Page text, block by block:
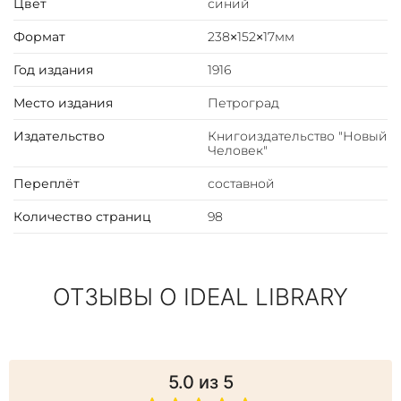
Цвет синий
Формат 238×152×17мм
Год издания 1916
Место издания Петроград
Издательство
Книгоиздательство "Новый
Человек"
Переплёт составной
Количество страниц 98
ОТЗЫВЫ О IDEAL LIBRARY
5.0 из 5